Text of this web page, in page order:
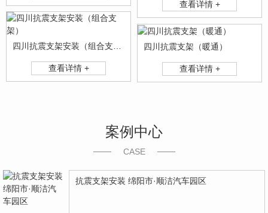
查看详情 +
查看详情 +
四川抗震支架（暖通）
查看详情 +
案例中心
CASE
抗震支架安装 绵阳市·顺洁汽车园区